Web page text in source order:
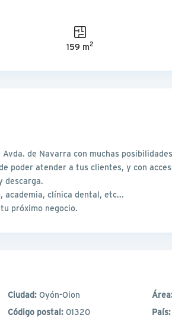
159 m2
de Navarra con muchas
poder atender a tus clientes, y con
descarga.
academia, clínica dental, etc...
próximo negocio.
Ciudad: Oyón-Oion
Código postal: 01320 País: